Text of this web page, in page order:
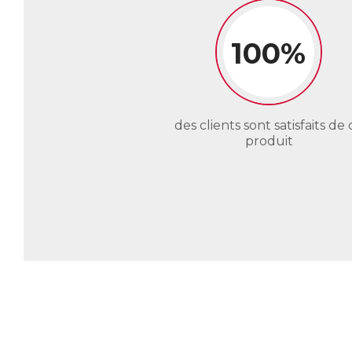
100%
des clients sont satisfaits de
produit